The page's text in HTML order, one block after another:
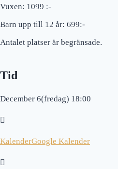
Vuxen: 1099 :-
Barn upp till 12 år: 699:-
Antalet platser är begränsade.
Tid
December 6(fredag) 18:00
KalenderGoogle Kalender